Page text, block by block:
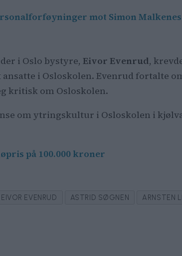
mot Simon
i Oslo bystyre,Eivor Evenrud,
i Osloskolen. Evenrud fortalte
kritisk om Osloskolen.
om ytringskultur i Osloskolen i
på 100.000 kroner
EIVOR EVENRUD ASTRID SØGNEN
ARNSTEN